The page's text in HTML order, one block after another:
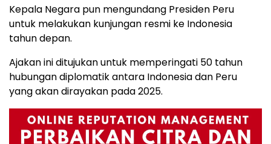
Kepala Negara pun mengundang Presiden Peru
untuk melakukan kunjungan resmi ke Indonesia
tahun depan.
Ajakan ini ditujukan untuk memperingati 50 tahun
hubungan diplomatik antara Indonesia dan Peru
yang akan dirayakan pada 2025.